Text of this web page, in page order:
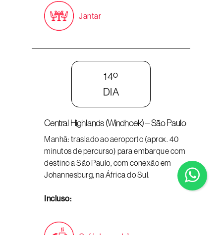
Jantar
14º
DIA
Central Highlands (Windhoek) – São Paulo
Manhã: traslado ao aeroporto (aprox. 40
minutos de percurso) para embarque com
destino a São Paulo, com conexão em
Johannesburg, na África do Sul.
Incluso: